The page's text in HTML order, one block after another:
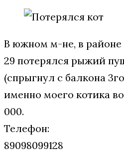
В южном м-не, в
29 потерялся рыжий
(спрыгнул с балкона
именно моего котика
000.
Телефон:
89098099128